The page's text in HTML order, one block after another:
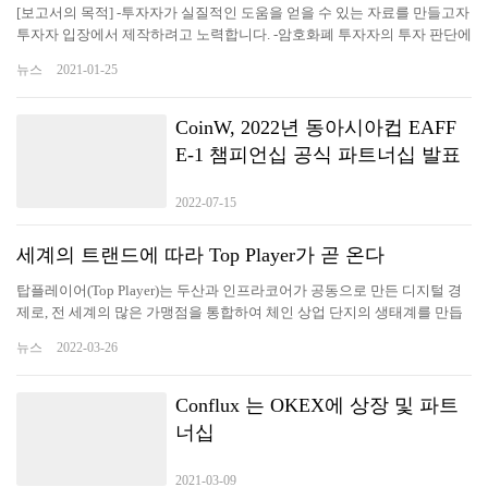
[보고서의 목적] -투자자가 실질적인 도움을 얻을 수 있는 자료를 만들고자
투자자 입장에서 제작하려고 노력합니다. -암호화폐 투자자의 투자 판단에
자가 투자 시점에 즉각적인 효과를 누리고 투자의 인사이트를 얻을 수 있
투자자 전달 시점을 최소화하려고 노력하고 있습니다. [특징] 에임리치 금
융공학기술연구소의 독자적인 계량 분석(quantitative analysis) 노하우를
통해 각 항목을 점수화하고, 시장 상황을 단기(1~7일), 중기(1주~1개월), 장
수 있도록 ‘종합 의견’을 표시합니다.
뉴스 2021-01-25
CoinW, 2022년 동아시아컵 EAFF
E-1 챔피언십 공식 파트너십 발표
2022-07-15
세계의 트랜드에 따라 Top Player가 곧 온다
탑플레이어(Top Player)는 두산과 인프라코어가 공동으로 만든 디지털 경
제로, 전 세계의 많은 가맹점을 통합하여 체인 상업 단지의 생태계를 만듭
상장될 예정입니다. 2020년 두산은 블록체인 산업 진출을 선언하고 블록
더스트리를 개발하고 기존 산업을 디지털화하기 시작했다. CCC의 총 순환
량은 355,345이며, ​​순환수축 메커니즘을 적용하여 최종 일정유량은
50,000이다. CCC는 PancakeSwap을 출시할 계획입니다. PancakeSwap은
뉴스 2022-03-26
Conflux 는 OKEX에 상장 및 파트
너십
2021-03-09